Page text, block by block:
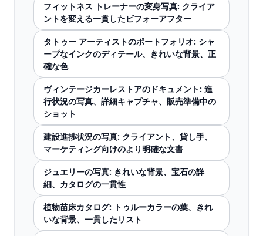
フィットネス トレーナーの変身写真: クライア
ントを変える一貫したビフォーアフター
タトゥー アーティストのポートフォリオ: シャ
ープなインクのディテール、きれいな背景、正
確な色
ヴィンテージカーレストアのドキュメント: 進
行状況の写真、詳細キャプチャ、販売準備中の
ショット
建設進捗状況の写真: クライアント、貸し手、
マーケティング向けのより明確な文書
ジュエリーの写真: きれいな背景、宝石の詳
細、カタログの一貫性
植物苗床カタログ: トゥルーカラーの葉、きれ
いな背景、一貫したリスト